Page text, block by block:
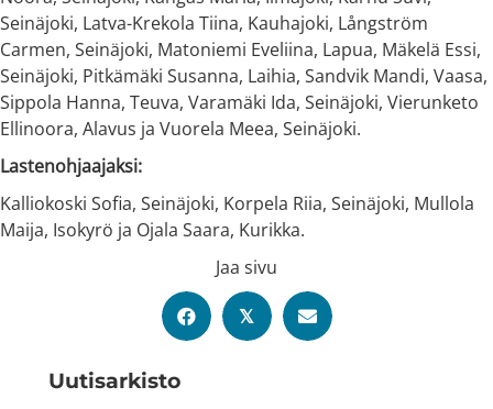
Uutis­arkisto
Seinäjoki, Latva-Krekola Tiina, Kauhajoki, Långström
Carmen, Seinäjoki, Matoniemi Eveliina, Lapua, Mäkelä Essi,
Seinäjoki, Pitkämäki Susanna, Laihia, Sandvik Mandi, Vaasa,
Sippola Hanna, Teuva, Varamäki Ida, Seinäjoki, Vierunketo
Ellinoora, Alavus ja Vuorela Meea, Seinäjoki.
Lastenohjaajaksi:
Kalliokoski Sofia, Seinäjoki, Korpela Riia, Seinäjoki, Mullola
Maija, Isokyrö ja Ojala Saara, Kurikka.
Jaa sivu
𝕏